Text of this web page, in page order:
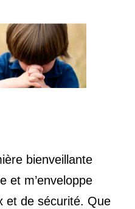
bienveillante
et m’enveloppe
et de sécurité. Que